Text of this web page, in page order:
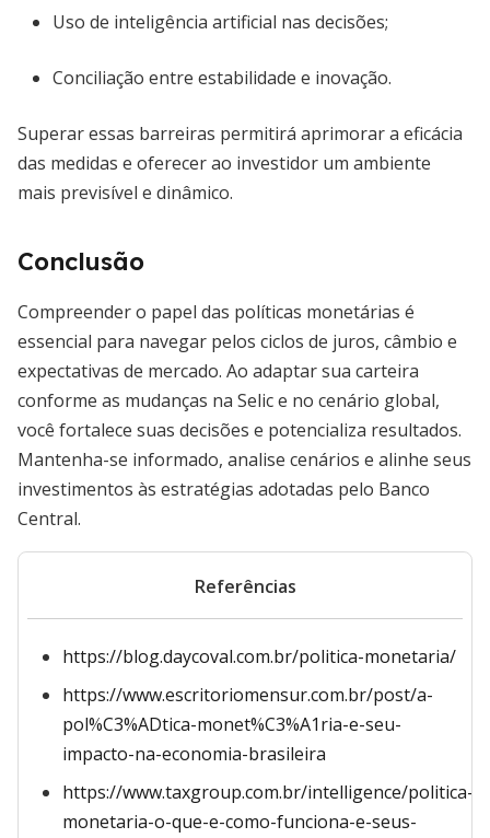
Uso de inteligência artificial nas decisões;
Conciliação entre estabilidade e inovação.
Superar essas barreiras permitirá aprimorar a eficácia
das medidas e oferecer ao investidor um ambiente
mais previsível e dinâmico.
Conclusão
Compreender o papel das políticas monetárias é
essencial para navegar pelos ciclos de juros, câmbio e
expectativas de mercado. Ao adaptar sua carteira
conforme as mudanças na Selic e no cenário global,
você fortalece suas decisões e potencializa resultados.
Mantenha-se informado, analise cenários e alinhe seus
investimentos às estratégias adotadas pelo Banco
Central.
Referências
https://blog.daycoval.com.br/politica-monetaria/
https://www.escritoriomensur.com.br/post/a-
pol%C3%ADtica-monet%C3%A1ria-e-seu-
impacto-na-economia-brasileira
https://www.taxgroup.com.br/intelligence/politica-
monetaria-o-que-e-como-funciona-e-seus-